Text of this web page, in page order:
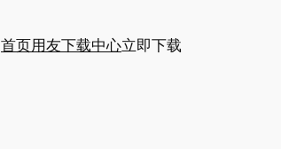
首页用友下载中心立即下载